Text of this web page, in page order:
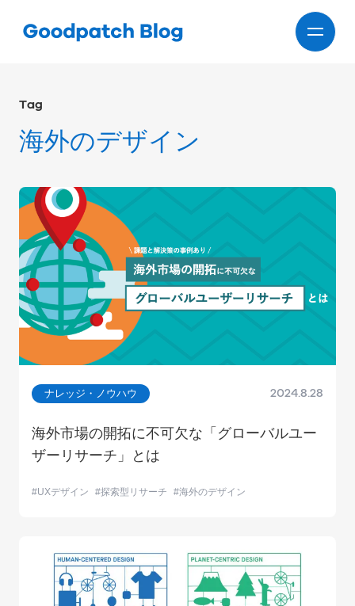
Tag
海外のデザイン
ナレッジ・ノウハウ 2024.8.28
海外市場の開拓に不可欠な「グローバルユー
ザーリサーチ」とは
UXデザイン 探索型リサーチ 海外のデザイン